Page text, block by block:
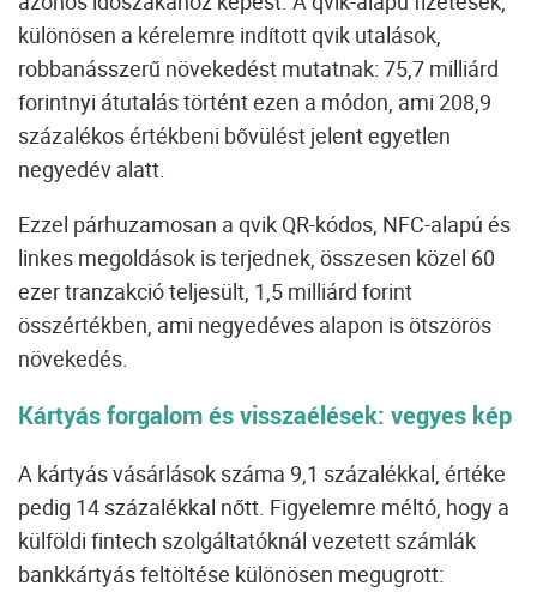
különösen a kérelemre indított qvik utalások,
robbanásszerű növekedést mutatnak: 75,7 milliárd
forintnyi átutalás történt ezen a módon, ami 208,9
százalékos értékbeni bővülést jelent egyetlen
negyedév alatt.
Ezzel párhuzamosan a qvik QR-kódos, NFC-alapú és
linkes megoldások is terjednek, összesen közel 60
ezer tranzakció teljesült, 1,5 milliárd forint
összértékben, ami negyedéves alapon is ötszörös
növekedés.
Kártyás forgalom és visszaélések: vegyes kép
A kártyás vásárlások száma 9,1 százalékkal, értéke
pedig 14 százalékkal nőtt. Figyelemre méltó, hogy a
külföldi fintech szolgáltatóknál vezetett számlák
bankkártyás feltöltése különösen megugrott: